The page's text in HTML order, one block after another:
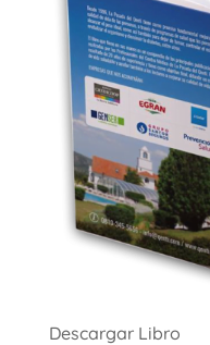
Descargar Libro